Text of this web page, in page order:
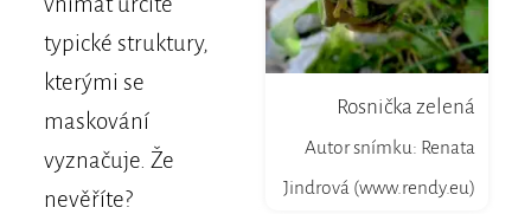
Rosnička zelená
Autor snímku: Renata
Jindrová (www.rendy.eu)
typické struktury,
kterými se
maskování
vyznačuje. Že
nevěříte?